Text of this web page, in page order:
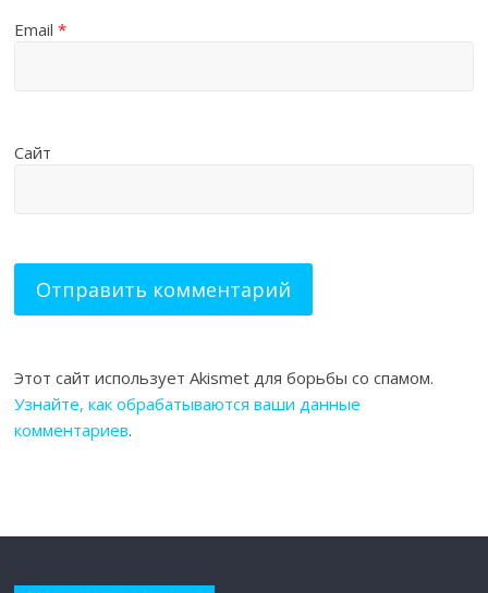
Email*
Сайт
Этот сайт использует Akismet для борьбы со спамом.
Узнайте, как обрабатываются ваши данные
комментариев.